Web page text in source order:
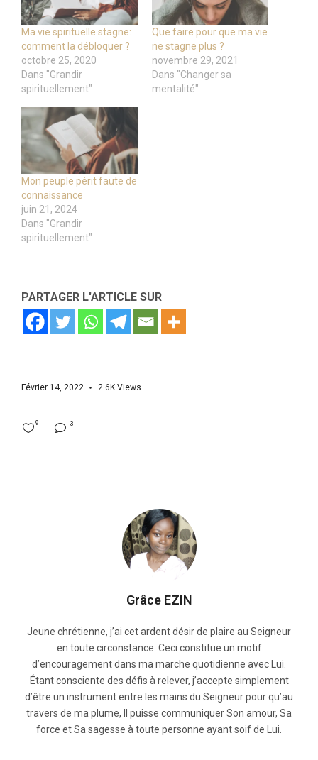
Ma vie spirituelle stagne:
comment la débloquer ?
octobre 25, 2020
Dans "Grandir
spirituellement"
Que faire pour que ma vie
ne stagne plus ?
novembre 29, 2021
Dans "Changer sa
mentalité"
Mon peuple périt faute de
connaissance
juin 21, 2024
Dans "Grandir
spirituellement"
PARTAGER L'ARTICLE SUR
Février 14, 2022 2.6K Views
3
9
Grâce EZIN
Jeune chrétienne, j’ai cet ardent désir de plaire au Seigneur
en toute circonstance. Ceci constitue un motif
d’encouragement dans ma marche quotidienne avec Lui.
Étant consciente des défis à relever, j’accepte simplement
d’être un instrument entre les mains du Seigneur pour qu’au
travers de ma plume, Il puisse communiquer Son amour, Sa
force et Sa sagesse à toute personne ayant soif de Lui.